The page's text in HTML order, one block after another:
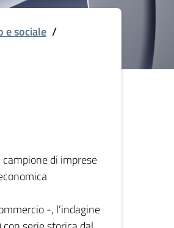
e sociale /
di imprese
-, l’indagine